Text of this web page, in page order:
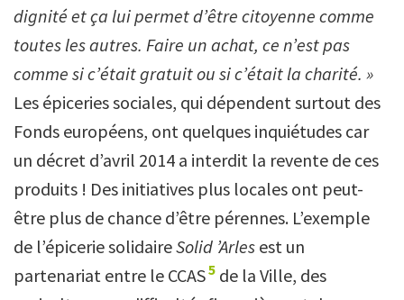
dignité et ça lui permet d’être citoyenne comme
toutes les autres. Faire un achat, ce n’est pas
comme si c’était gratuit ou si c’était la charité. »
Les épiceries sociales, qui dépendent surtout des
Fonds européens, ont quelques inquiétudes car
un décret d’avril 2014 a interdit la revente de ces
produits ! Des initiatives plus locales ont peut-
être plus de chance d’être pérennes. L’exemple
de l’épicerie solidaireSolid ’Arles est un
partenariat entre le CCAS5 de la Ville, des